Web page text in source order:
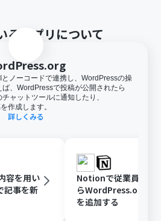
るアプリについて
ノーコードで連携し、WordPressの操
、WordPressで投稿が公開されたら
ャットツールに通知したり、
作成します。
詳しくみる
容を用い
記事を新
Notionで従業員が登
らWordPress.orgに
を追加する